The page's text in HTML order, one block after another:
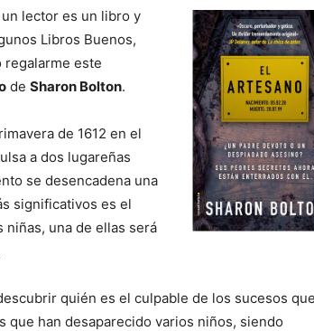
lector es un libro y
Libros Buenos,
regalarme este
de Sharon Bolton.
de 1612 en el
a dos lugareñas
se desencadena una
significativos es el
una de ellas será
quién es el culpable de los sucesos que
que han desaparecido varios niños, siendo